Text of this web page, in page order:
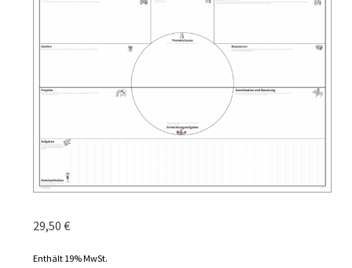
29,50 €
Enthält 19% MwSt.